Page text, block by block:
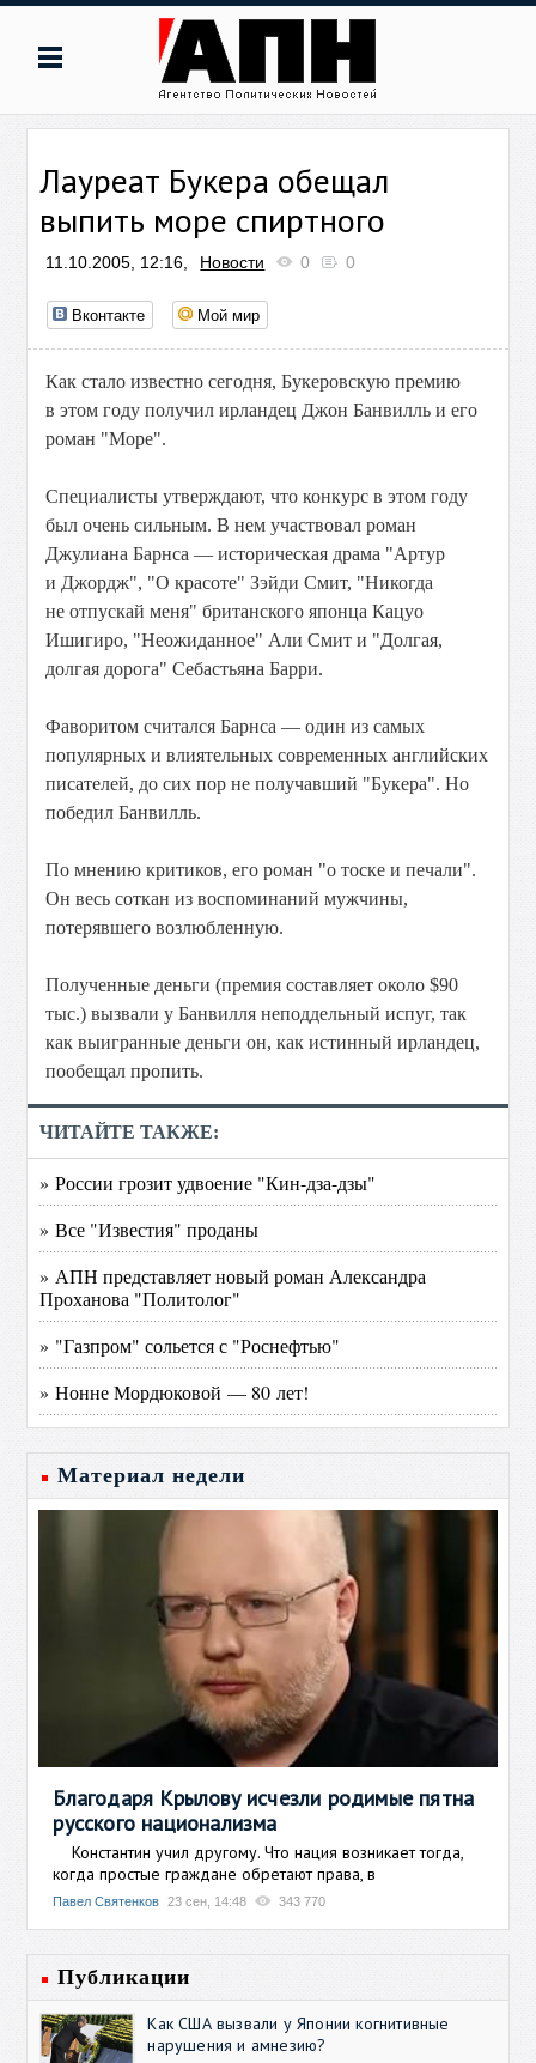
Лауреат Букера обещал
выпить море спиртного
11.10.2005, 12:16, Новости 0 0
Вконтакте Мой мир
Как стало известно сегодня, Букеровскую премию
в этом году получил ирландец Джон Банвилль и его
роман "Море".
Специалисты утверждают, что конкурс в этом году
был очень сильным. В нем участвовал роман
Джулиана Барнса — историческая драма "Артур
и Джордж", "О красоте" Зэйди Смит, "Никогда
не отпускай меня" британского японца Кацуо
Ишигиро, "Неожиданное" Али Смит и "Долгая,
долгая дорога" Себастьяна Барри.
Фаворитом считался Барнса — один из самых
популярных и влиятельных современных английских
писателей, до сих пор не получавший "Букера". Но
победил Банвилль.
По мнению критиков, его роман "о тоске и печали".
Он весь соткан из воспоминаний мужчины,
потерявшего возлюбленную.
Полученные деньги (премия составляет около $90
тыс.) вызвали у Банвилля неподдельный испуг, так
как выигранные деньги он, как истинный ирландец,
пообещал пропить.
ЧИТАЙТЕ ТАКЖЕ:
» России грозит удвоение "Кин-дза-дзы"
» Все "Известия" проданы
» АПН представляет новый роман Александра
Проханова "Политолог"
» "Газпром" сольется с "Роснефтью"
» Нонне Мордюковой — 80 лет!
Материал недели
Благодаря Крылову исчезли родимые пятна
русского национализма
Константин учил другому. Что нация возникает тогда,
когда простые граждане обретают права, в
Павел Святенков 23 сен, 14:48 343 770
Публикации
Как США вызвали у Японии когнитивные
нарушения и амнезию?